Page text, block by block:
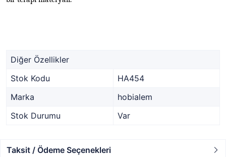
Diğer Özellikler
Stok Kodu
HA454
Marka
hobialem
Stok Durumu
Var
Taksit / Ödeme Seçenekleri